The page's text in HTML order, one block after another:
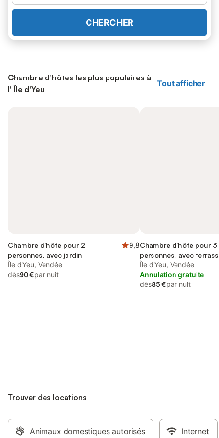
CHERCHER
Chambre d’hôtes les plus populaires à
l' Île d'Yeu
Tout afficher
Chambre d’hôte pour 2
personnes, avec jardin
9,8
Île d'Yeu, Vendée
dès90 €par nuit
Chambre d’hôte pour 3
personnes, avec
Île d'Yeu, Vendée
Annulation gratuite
dès85 €par nuit
Trouver des locations
Animaux domestiques autorisés Internet